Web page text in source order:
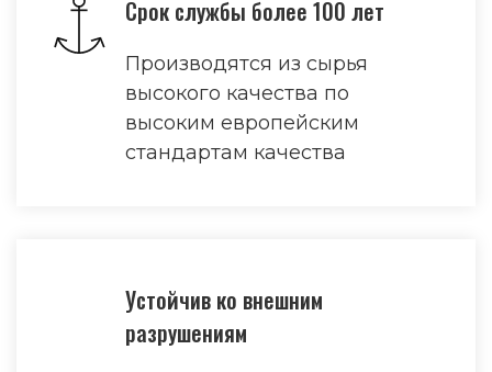
Срок службы более 100 лет
Производятся из сырья
высокого качества по
высоким европейским
стандартам качества
Устойчив ко внешним
разрушениям